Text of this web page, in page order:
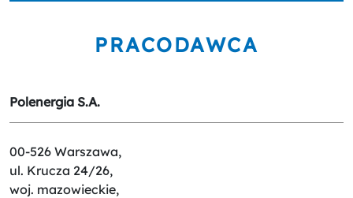
PRACODAWCA
Polenergia S.A.
00-526 Warszawa,
ul. Krucza 24/26,
woj. mazowieckie,